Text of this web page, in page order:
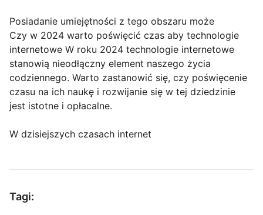
Posiadanie umiejętności z tego obszaru może
Czy w 2024 warto poświęcić czas aby technologie
internetowe W roku 2024 technologie internetowe
stanowią nieodłączny element naszego życia
codziennego. Warto zastanowić się, czy poświęcenie
czasu na ich naukę i rozwijanie się w tej dziedzinie
jest istotne i opłacalne.
W dzisiejszych czasach internet
Tagi: